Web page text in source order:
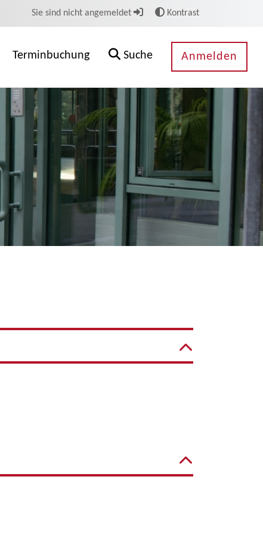
Sie sind nicht angemeldet Kontrast
Terminbuchung Suche Anmelden